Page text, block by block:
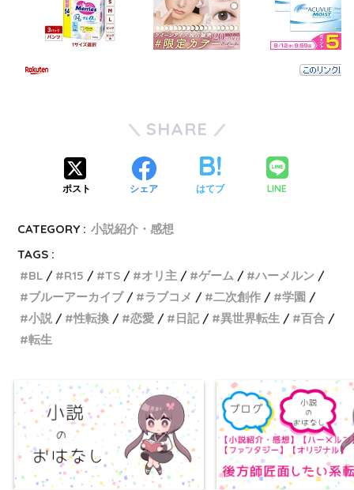
SHARE
ポスト シェア はてブ LINE
CATEGORY : 小説紹介・感想
TAGS :
BL
R15 TS オリ主 ゲーム
ハーメルン
ブルーアーカイブ
ラブコメ 二次創作
学園
小説
性転換 恋愛 日記 異世界転生
百合
転生